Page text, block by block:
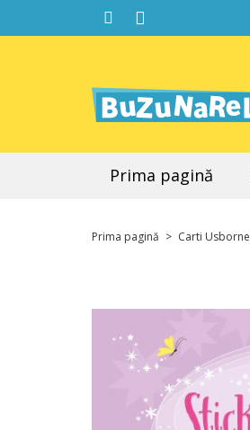
Prima pagină
Prima pagină > Carti Usborne